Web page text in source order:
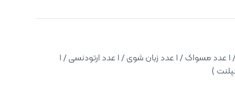
8 عدد ( 3 عدد استاندارد / 1 عدد مسواک / 1 عدد زبان شوی / 1 عدد ارتودنسی / 1